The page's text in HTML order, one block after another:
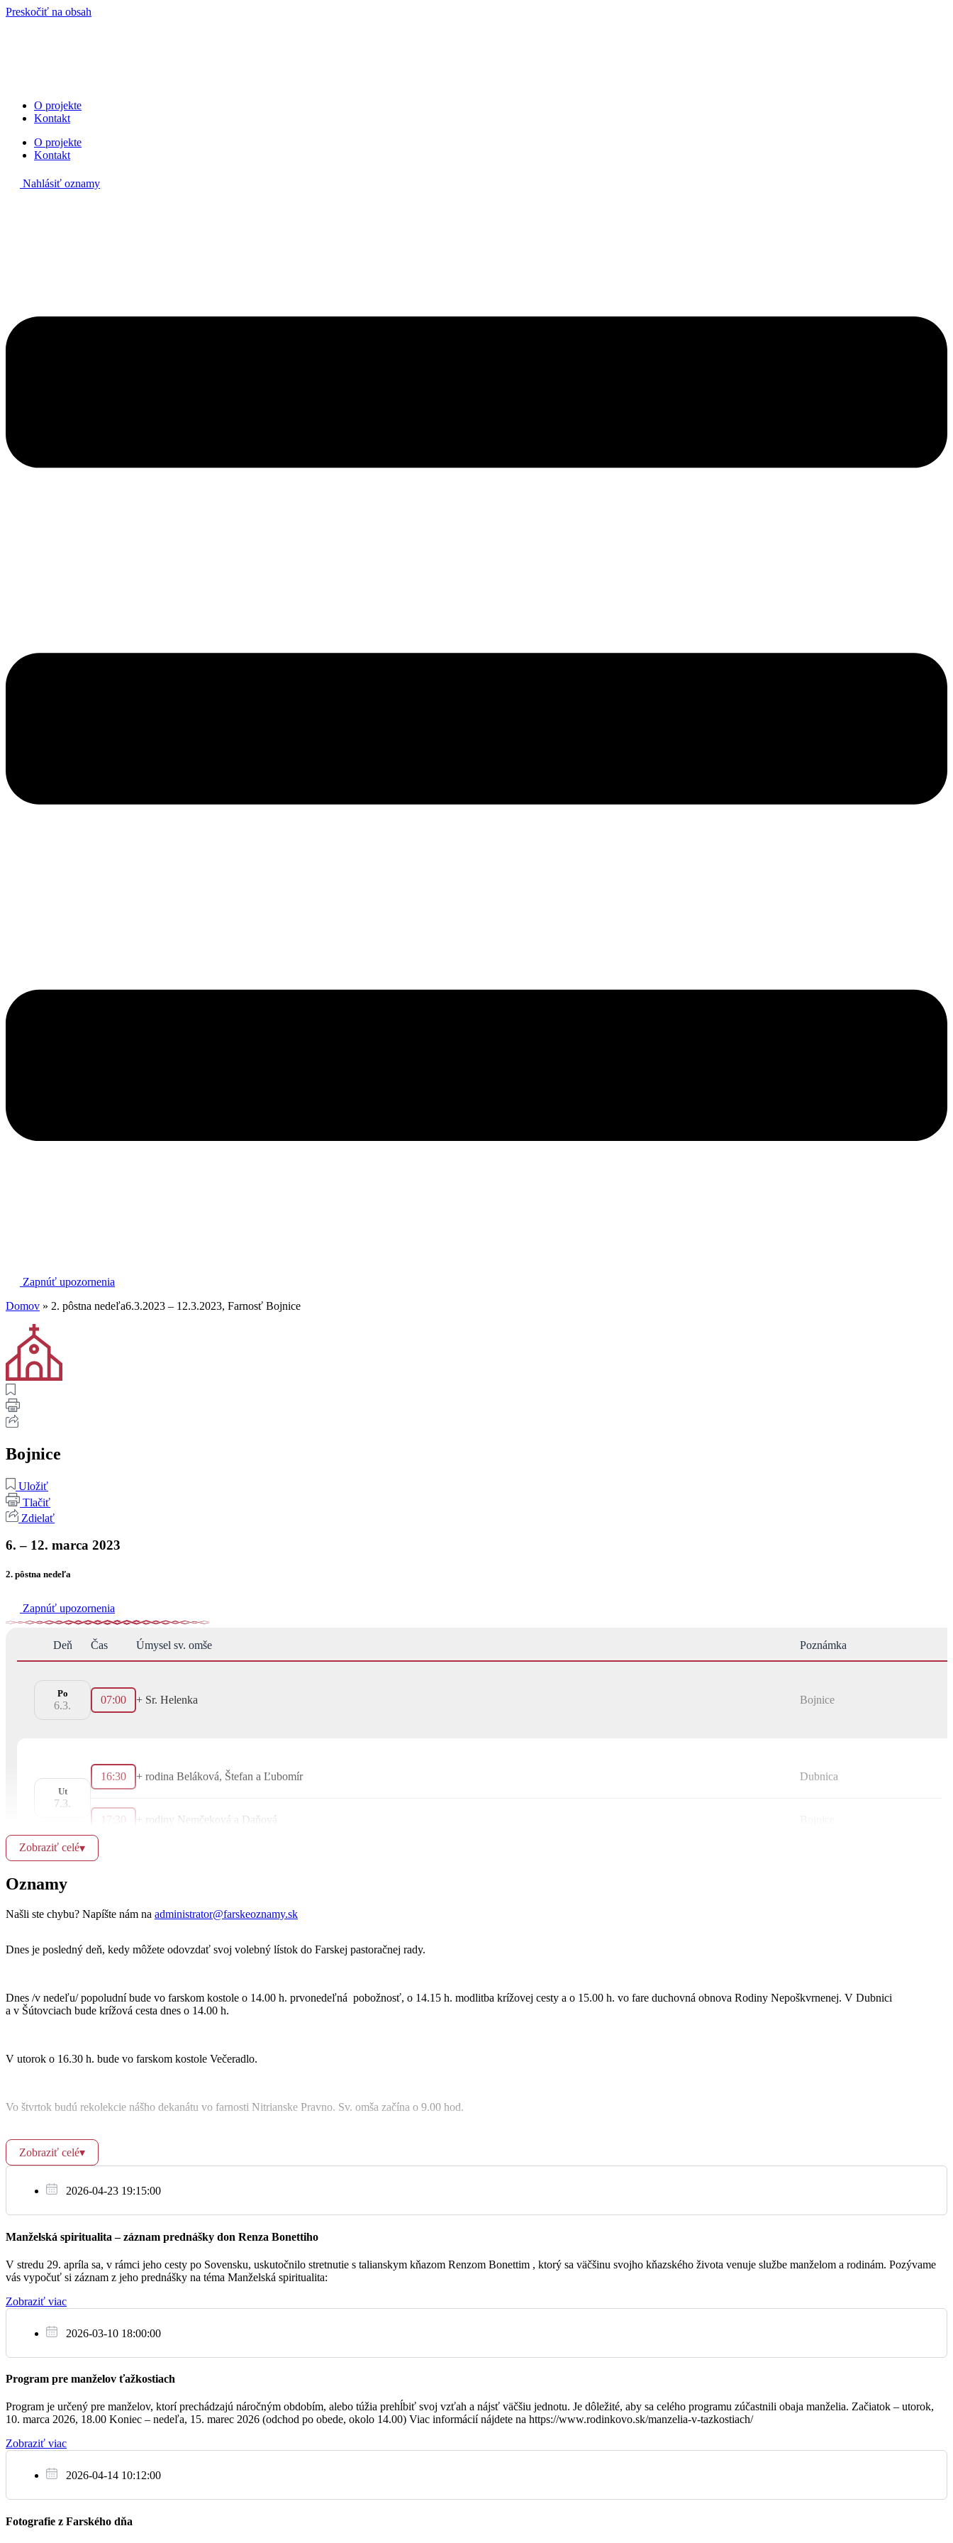
Preskočiť na obsah
O projekte
Kontakt
O projekte
Kontakt
Nahlásiť oznamy
Zapnúť upozornenia
Domov » 2. pôstna nedeľa6.3.2023 – 12.3.2023, Farnosť Bojnice
Bojnice
Uložiť
Tlačiť
Zdielať
6. – 12. marca 2023
2. pôstna nedeľa
Zapnúť upozornenia
Deň Čas Úmysel sv. omše Poznámka
Po
6.3. 07:00 + Sr. Helenka Bojnice
Ut
7.3.
16:30 + rodina Beláková, Štefan a Ľubomír Dubnica
17:30 + rodiny Nemčeková a Daňová
St
8.3.
Št
17:30 + z rodín Kollárovej a Streďanskej
Pi
11.3. 17:30 + Mária Senešová a Alexander a rodina Špeťková Bojnice
12.3.
08:30 na úmysel biskupa
08:30 za zdravie a Božie požehnanie pre členky 4. Ruže
10:00 za farnosť
Zobraziť celé▾
Oznamy
Našli ste chybu? Napíšte nám na administrator@farskeoznamy.sk
Dnes je posledný deň, kedy môžete odovzdať svoj volebný lístok do Farskej pastoračnej rady.
Dnes /v nedeľu/ popoludní bude vo farskom kostole o 14.00 h. prvonedeľná pobožnosť, o 14.15 h. modlitba krížovej cesty a o 15.00 h. vo fare duchovná obnova Rodiny Nepoškvrnenej. V Dubnici
a v Šútovciach bude krížová cesta dnes o 14.00 h.
V utorok o 16.30 h. bude vo farskom kostole Večeradlo.
Vo štvrtok budú rekolekcie nášho dekanátu vo farnosti Nitrianske Pravno. Sv. omša začína o 9.00 hod.
Vo štvrtok bude vo farskom kostole od 16.00 h. adorácia.
Pán Boh zaplať za Vaše dary.
Tel.: 046/543 96 41, e-mail: bojnice@fara.sk, i-net: http://www.fara.sk/bojnice
Zobraziť celé▾
2026-04-23 19:15:00
Manželská spiritualita – záznam prednášky don Renza Bonettiho
V stredu 29. apríla sa, v rámci jeho cesty po Sovensku, uskutočnilo stretnutie s talianskym kňazom Renzom Bonettim , ktorý sa väčšinu svojho kňazského života venuje službe manželom a rodinám. Pozývame
vás vypočuť si záznam z jeho prednášky na téma Manželská spiritualita:
Zobraziť viac
2026-03-10 18:00:00
Program pre manželov ťažkostiach
Program je určený pre manželov, ktorí prechádzajú náročným obdobím, alebo túžia prehĺbiť svoj vzťah a nájsť väčšiu jednotu. Je dôležité, aby sa celého programu zúčastnili obaja manželia. Začiatok – utorok,
10. marca 2026, 18.00 Koniec – nedeľa, 15. marec 2026 (odchod po obede, okolo 14.00) Viac informácií nájdete na https://www.rodinkovo.sk/manzelia-v-tazkostiach/
Zobraziť viac
2026-04-14 10:12:00
Fotografie z Farského dňa